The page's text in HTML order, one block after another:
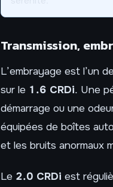
Transmission,
L’embrayage est l’un
sur le 1.6 CRDi. Une
démarrage ou une
équipées de boîtes
et les bruits anormaux
Le 2.0 CRDi est